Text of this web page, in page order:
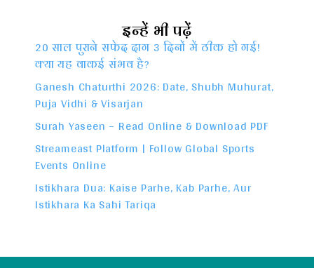
इन्हें भी पढ़ें
20 साल पुराने सफेद दाग 3 दिनों में ठीक हो गई!
क्या यह वाकई संभव है?
Ganesh Chaturthi 2026: Date, Shubh Muhurat,
Puja Vidhi & Visarjan
Surah Yaseen – Read Online & Download PDF
Streameast Platform | Follow Global Sports
Events Online
Istikhara Dua: Kaise Parhe, Kab Parhe, Aur
Istikhara Ka Sahi Tariqa